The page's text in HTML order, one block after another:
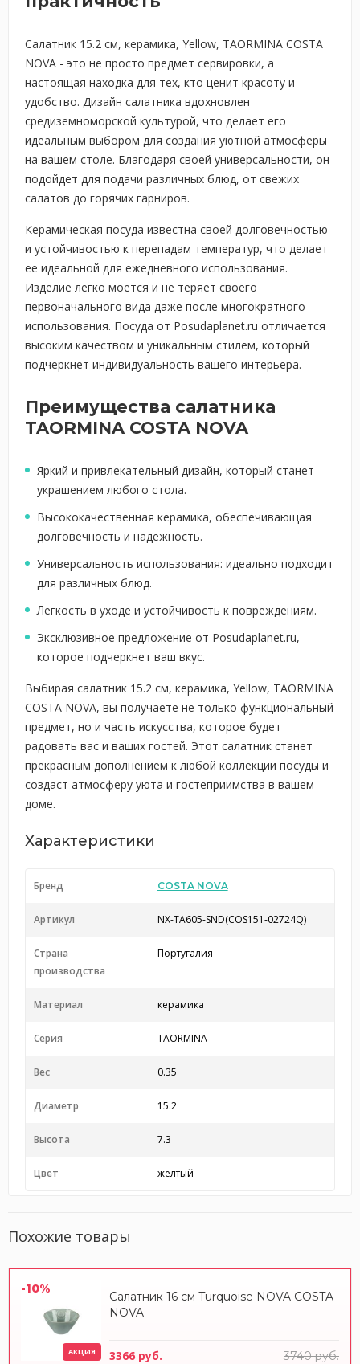
Салатник 15.2 см, керамика, Yellow, TAORMINA COSTA
NOVA - это не просто предмет сервировки, а
настоящая находка для тех, кто ценит красоту и
удобство. Дизайн салатника вдохновлен
средиземноморской культурой, что делает его
идеальным выбором для создания уютной атмосферы
на вашем столе. Благодаря своей универсальности, он
подойдет для подачи различных блюд, от свежих
салатов до горячих гарниров.
Керамическая посуда известна своей долговечностью
и устойчивостью к перепадам температур, что делает
ее идеальной для ежедневного использования.
Изделие легко моется и не теряет своего
первоначального вида даже после многократного
использования. Посуда от Posudaplanet.ru отличается
высоким качеством и уникальным стилем, который
подчеркнет индивидуальность вашего интерьера.
Преимущества салатника
TAORMINA COSTA NOVA
Яркий и привлекательный дизайн, который станет
украшением любого стола.
Высококачественная керамика, обеспечивающая
долговечность и надежность.
Универсальность использования: идеально подходит
для различных блюд.
Легкость в уходе и устойчивость к повреждениям.
Эксклюзивное предложение от Posudaplanet.ru,
которое подчеркнет ваш вкус.
Выбирая салатник 15.2 см, керамика, Yellow, TAORMINA
COSTA NOVA, вы получаете не только функциональный
предмет, но и часть искусства, которое будет
радовать вас и ваших гостей. Этот салатник станет
прекрасным дополнением к любой коллекции посуды и
создаст атмосферу уюта и гостеприимства в вашем
доме.
Характеристики
Бренд COSTA NOVA
Артикул NX-TA605-SND(COS151-02724Q)
Страна
производства
Португалия
Материал керамика
Серия TAORMINA
Вес 0.35
Диаметр 15.2
Высота 7.3
Цвет желтый
Похожие товары
-10%
АКЦИЯ
Салатник 16 см Turquoise NOVA COSTA
NOVA
3366 руб. 3740 руб.